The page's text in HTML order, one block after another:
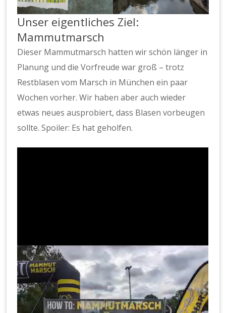
Unser eigentliches Ziel:
Mammutmarsch
Dieser Mammutmarsch hatten wir schön länger in
Planung und die Vorfreude war groß – trotz
Restblasen vom Marsch in München ein paar
Wochen vorher. Wir haben aber auch wieder
etwas neues ausprobiert, dass Blasen vorbeugen
sollte. Spoiler: Es hat geholfen.